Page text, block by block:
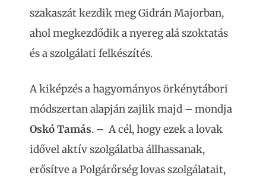
szakaszát kezdik meg Gidrán Majorban,
ahol megkezdődik a nyereg alá szoktatás
és a szolgálati felkészítés.
A kiképzés a hagyományos örkénytábori
módszertan alapján zajlik majd – mondja
Oskó Tamás. – A cél, hogy ezek a lovak
idővel aktív szolgálatba állhassanak,
erősítve a Polgárőrség lovas szolgálatait,